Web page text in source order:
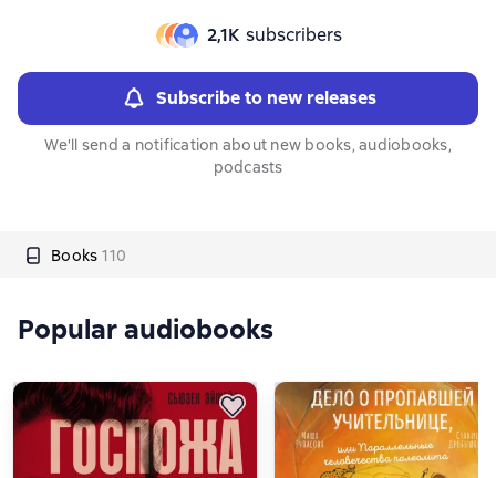
2,1К subscribers
Subscribe to new releases
We'll send a notification about new books, audiobooks,
podcasts
Books 110
Popular audiobooks